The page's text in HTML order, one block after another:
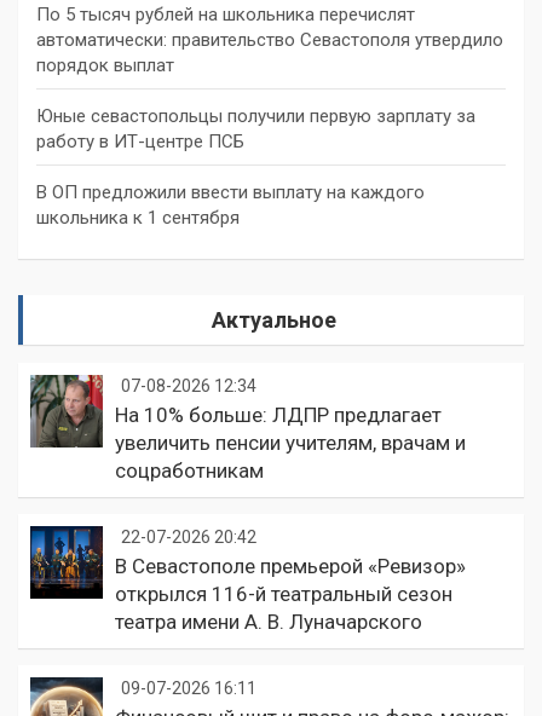
По 5 тысяч рублей на школьника перечислят
автоматически: правительство Севастополя утвердило
порядок выплат
Юные севастопольцы получили первую зарплату за
работу в ИТ-центре ПСБ
В ОП предложили ввести выплату на каждого
школьника к 1 сентября
Актуальное
07-08-2026 12:34
На 10% больше: ЛДПР предлагает
увеличить пенсии учителям, врачам и
соцработникам
22-07-2026 20:42
В Севастополе премьерой «Ревизор»
открылся 116-й театральный сезон
театра имени А. В. Луначарского
09-07-2026 16:11